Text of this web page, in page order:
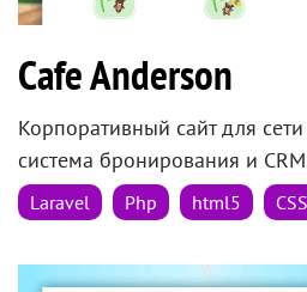
Cafe Anderson
Корпоративный сайт для
система бронирования и
Laravel Php html5